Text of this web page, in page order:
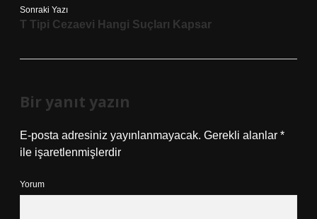
Sonraki Yazı
T Tipi Cezaevi Hangi Suçları Kapsar
Bir yanıt yazın
E-posta adresiniz yayınlanmayacak. Gerekli alanlar *
ile işaretlenmişlerdir
Yorum